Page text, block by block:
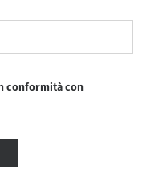
conformità con